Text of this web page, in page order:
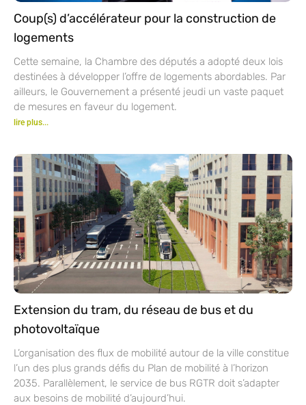
Coup(s) d’accélérateur pour la construction de
logements
Cette semaine, la Chambre des députés a adopté deux lois
destinées à développer l’offre de logements abordables. Par
ailleurs, le Gouvernement a présenté jeudi un vaste paquet
de mesures en faveur du logement.
lire plus...
Extension du tram, du réseau de bus et du
photovoltaïque
L’organisation des flux de mobilité autour de la ville constitue
l’un des plus grands défis du Plan de mobilité à l’horizon
2035. Parallèlement, le service de bus RGTR doit s’adapter
aux besoins de mobilité d’aujourd’hui.